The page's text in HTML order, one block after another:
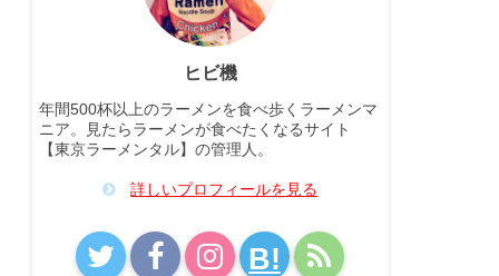
ヒビ機
年間500杯以上のラーメンを食べ歩くラーメンマ
ニア。見たらラーメンが食べたくなるサイト
【東京ラーメンタル】の管理人。
詳しいプロフィールを見る
B!